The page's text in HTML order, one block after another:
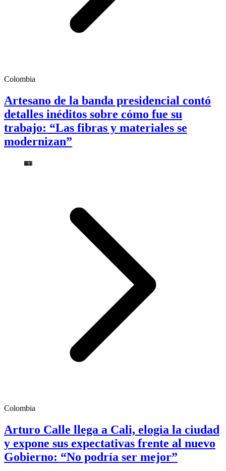
Colombia
Artesano de la banda presidencial contó
detalles inéditos sobre cómo fue su
trabajo: “Las fibras y materiales se
modernizan”
Colombia
Arturo Calle llega a Cali, elogia la ciudad
y expone sus expectativas frente al nuevo
Gobierno: “No podría ser mejor”